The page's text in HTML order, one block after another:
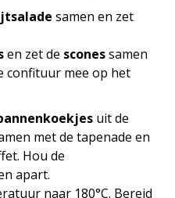
samen en zet
en zet de sconessamen
confituur mee op het
uit de
met de tapenade en
Hou de
apart.
naar 180°C. Bereid